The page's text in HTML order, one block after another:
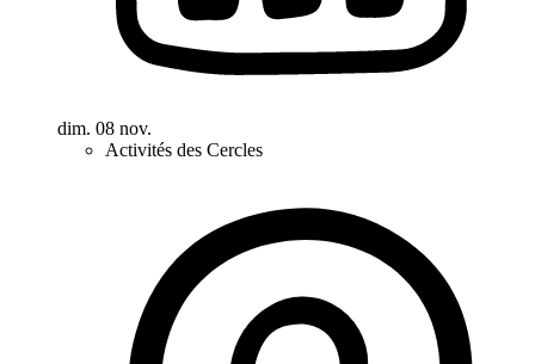
dim. 08 nov.
Activités des Cercles